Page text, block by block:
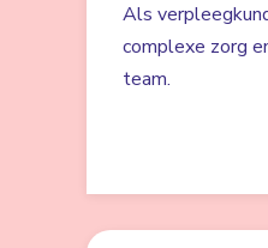
Als
complexe zorg
team.